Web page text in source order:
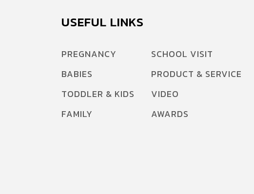
USEFUL LINKS
PREGNANCY
BABIES
TODDLER & KIDS
FAMILY
SCHOOL VISIT
PRODUCT & SERVICE
VIDEO
AWARDS